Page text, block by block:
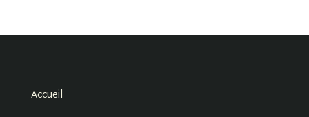
Accueil